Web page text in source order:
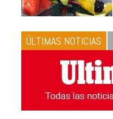
ÚLTIMAS NOTICIAS